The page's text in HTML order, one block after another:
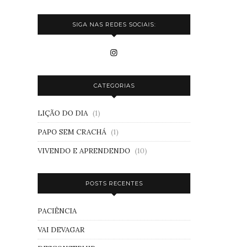
SIGA NAS REDES SOCIAIS:
CATEGORIAS
LIÇÃO DO DIA (1)
PAPO SEM CRACHÁ (1)
VIVENDO E APRENDENDO (10)
POSTS RECENTES
PACIÊNCIA
VAI DEVAGAR